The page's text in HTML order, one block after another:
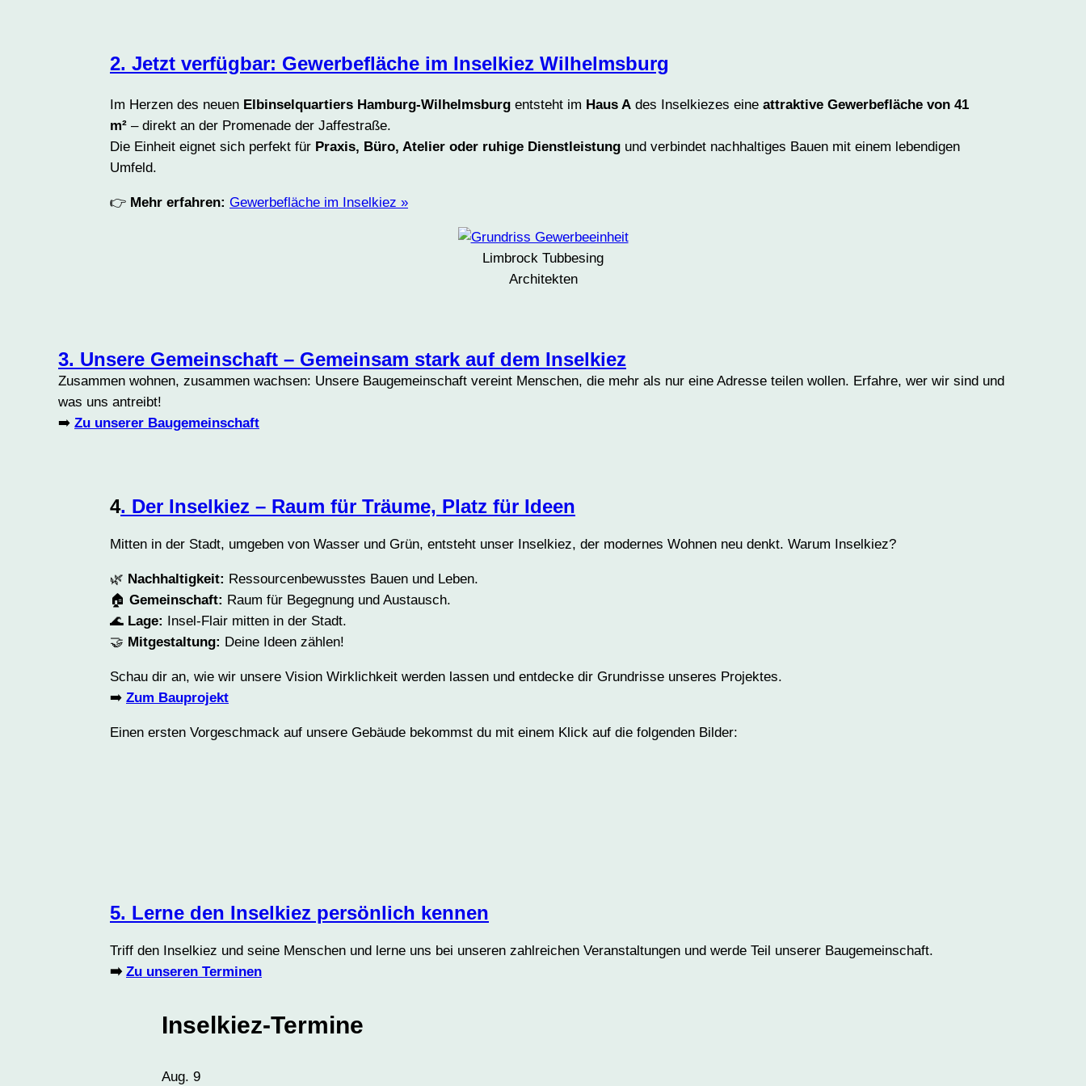
2. Jetzt verfügbar: Gewerbefläche im Inselkiez Wilhelmsburg
Im Herzen des neuen Elbinselquartiers Hamburg-Wilhelmsburg entsteht im Haus A des Inselkiezes eine attraktive Gewerbefläche von 41
m² – direkt an der Promenade der Jaffestraße.
Die Einheit eignet sich perfekt für Praxis, Büro, Atelier oder ruhige Dienstleistung und verbindet nachhaltiges Bauen mit einem lebendigen
Umfeld.
👉 Mehr erfahren: Gewerbefläche im Inselkiez »
Limbrock Tubbesing
Architekten
3. Unsere Gemeinschaft – Gemeinsam stark auf dem Inselkiez
Zusammen wohnen, zusammen wachsen: Unsere Baugemeinschaft vereint Menschen, die mehr als nur eine Adresse teilen wollen. Erfahre, wer wir sind und
was uns antreibt!
➡️ Zu unserer Baugemeinschaft
4. Der Inselkiez – Raum für Träume, Platz für Ideen
Mitten in der Stadt, umgeben von Wasser und Grün, entsteht unser Inselkiez, der modernes Wohnen neu denkt. Warum Inselkiez?
🌿 Nachhaltigkeit: Ressourcenbewusstes Bauen und Leben.
🏠 Gemeinschaft: Raum für Begegnung und Austausch.
🌊 Lage: Insel-Flair mitten in der Stadt.
🤝 Mitgestaltung: Deine Ideen zählen!
Schau dir an, wie wir unsere Vision Wirklichkeit werden lassen und entdecke dir Grundrisse unseres Projektes.
➡️ Zum Bauprojekt
Einen ersten Vorgeschmack auf unsere Gebäude bekommst du mit einem Klick auf die folgenden Bilder:
5. Lerne den Inselkiez persönlich kennen
Triff den Inselkiez und seine Menschen und lerne uns bei unseren zahlreichen Veranstaltungen und werde Teil unserer Baugemeinschaft.
➡️ Zu unseren Terminen
Inselkiez-Termine
Aug. 9